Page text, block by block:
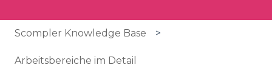
Scompler Knowledge Base
Arbeitsbereiche im Detail